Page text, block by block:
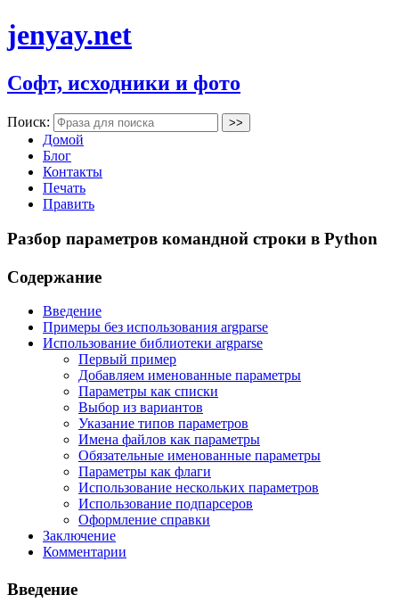
jenyay.net
Софт, исходники и фото
Поиск:
Домой
Блог
Контакты
Печать
Править
Разбор параметров командной строки в Python
Содержание
Введение
Примеры без использования argparse
Использование библиотеки argparse
Первый пример
Добавляем именованные параметры
Параметры как списки
Выбор из вариантов
Указание типов параметров
Имена файлов как параметры
Обязательные именованные параметры
Параметры как флаги
Использование нескольких параметров
Использование подпарсеров
Оформление справки
Заключение
Комментарии
Введение